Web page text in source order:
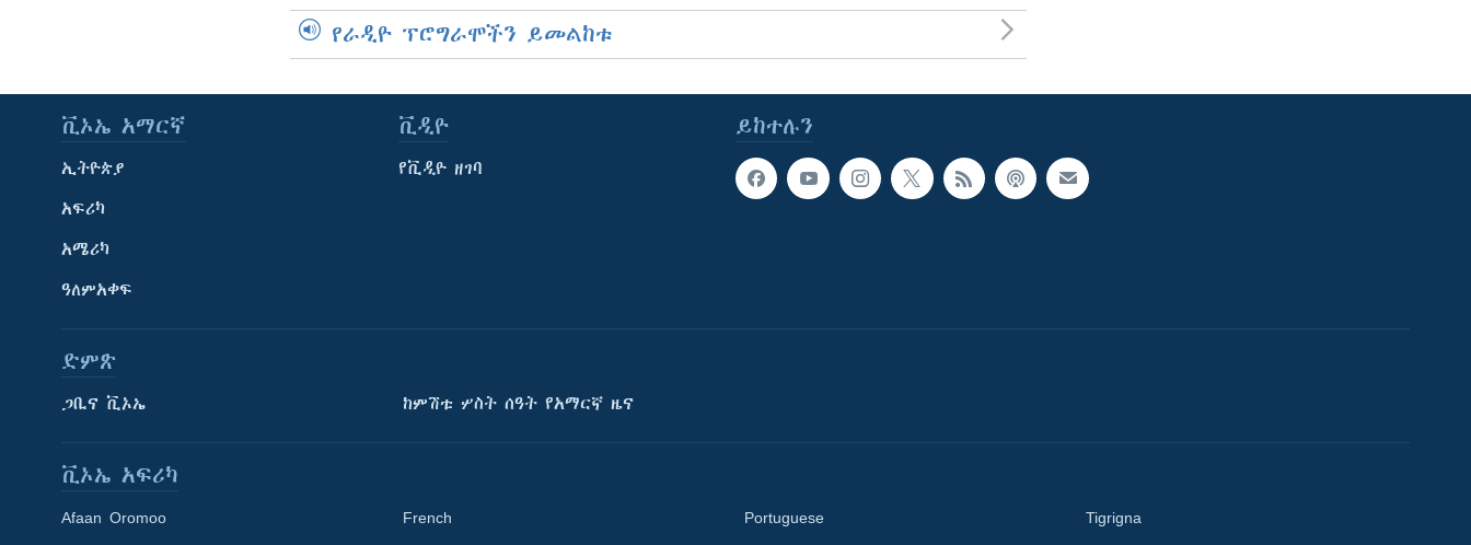
የራዲዮ ፕሮግራሞችን ይመልከቱ
ይከተሉን
ቪኦኤ አማርኛ
ኢትዮጵያ
አፍሪካ
አሜሪካ
ዓለምአቀፍ
ቪዲዮ
የቪዲዮ ዘገባ
ድምጽ
ጋቢና ቪኦኤ ከምሽቱ ሦስት ሰዓት የአማርኛ ዜና
ቪኦኤ አፍሪካ
Afaan Oromoo French Portuguese Tigrigna